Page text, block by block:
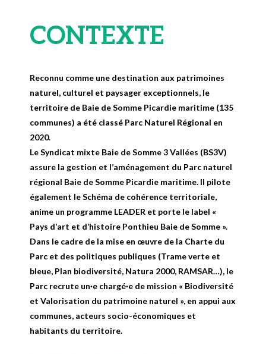
CONTEXTE
Reconnu comme une destination aux patrimoines
naturel, culturel et paysager exceptionnels, le
territoire de Baie de Somme Picardie maritime (135
communes) a été classé Parc Naturel Régional en
2020.
Le Syndicat mixte Baie de Somme 3 Vallées (BS3V)
assure la gestion et l’aménagement du Parc naturel
régional Baie de Somme Picardie maritime. Il pilote
également le Schéma de cohérence territoriale,
anime un programme LEADER et porte le label «
Pays d’art et d’histoire Ponthieu Baie de Somme ».
Dans le cadre de la mise en œuvre de la Charte du
Parc et des politiques publiques (Trame verte et
bleue, Plan biodiversité, Natura 2000, RAMSAR…), le
Parc recrute un·e chargé·e de mission « Biodiversité
et Valorisation du patrimoine naturel », en appui aux
communes, acteurs socio-économiques et
habitants du territoire.